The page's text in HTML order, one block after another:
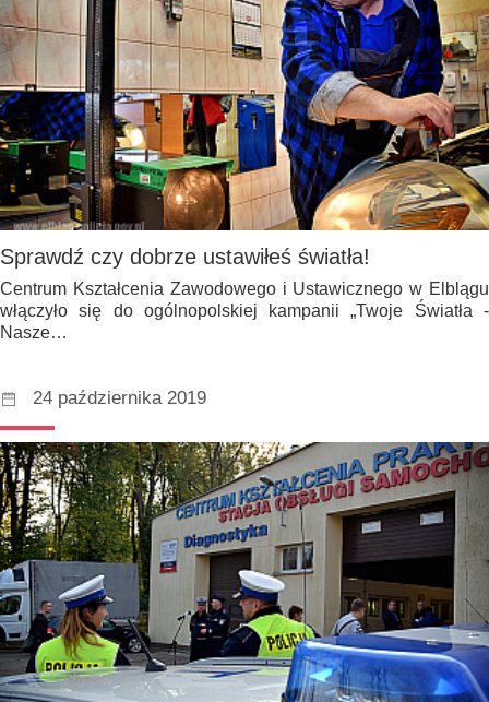
Sprawdź czy dobrze ustawiłeś światła!
Centrum Kształcenia Zawodowego i Ustawicznego w Elblągu
włączyło się do ogólnopolskiej kampanii „Twoje Światła -
Nasze…
24 października 2019